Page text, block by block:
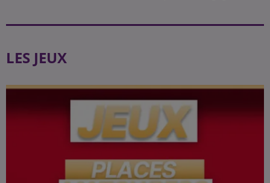
LES JEUX